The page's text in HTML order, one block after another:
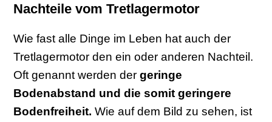
Nachteile vom Tretlagermotor
Wie fast alle Dinge im Leben hat auch der
Tretlagermotor den ein oder anderen Nachteil.
Oft genannt werden der geringe
Bodenabstand und die somit geringere
Bodenfreiheit. Wie auf dem Bild zu sehen, ist